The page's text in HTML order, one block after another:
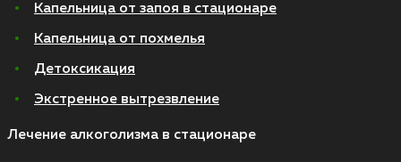
Капельница от запоя в стационаре
Капельница от похмелья
Детоксикация
Экстренное вытрезвление
Лечение алкоголизма в стационаре